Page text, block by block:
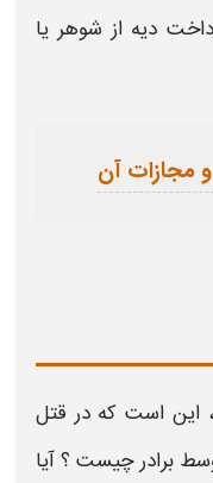
دیه از شوهر یا
مجازات آن
است که در قتل
برادرچیست ؟ آیا